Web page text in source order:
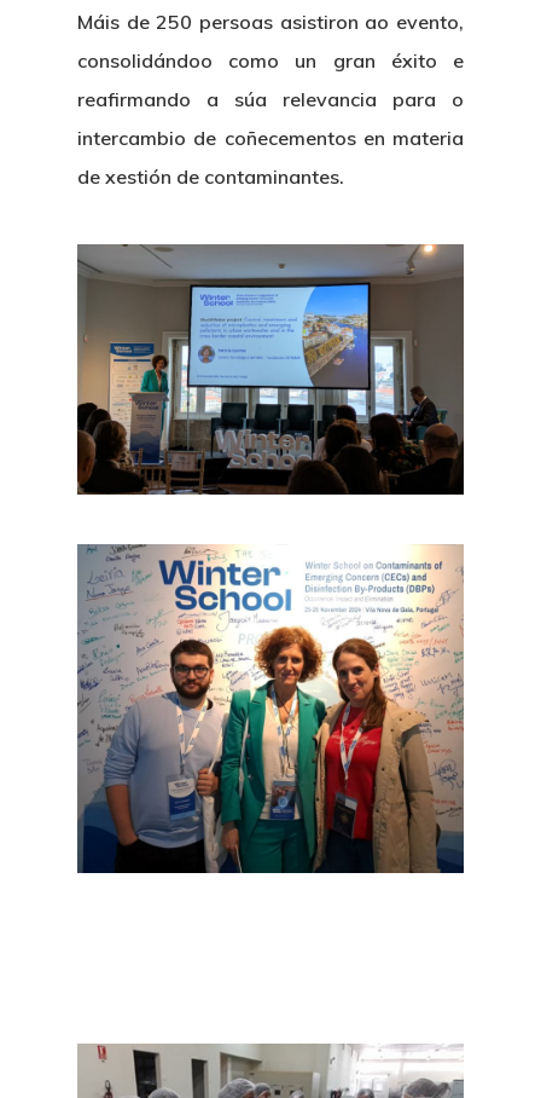
Máis de 250 persoas asistiron ao evento,
consolidándoo como un gran éxito e
reafirmando a súa relevancia para o
intercambio de coñecementos en materia
de xestión de contaminantes.